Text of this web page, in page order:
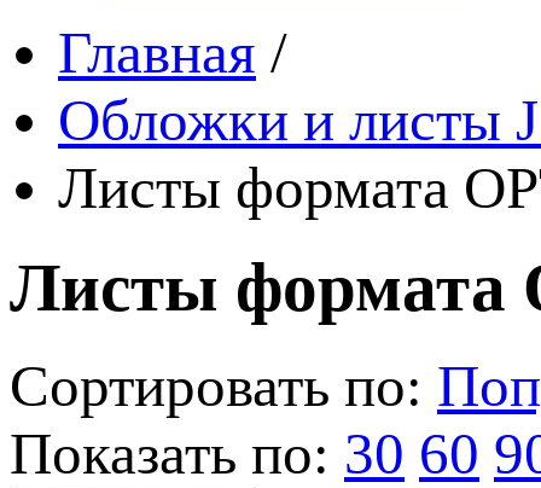
Главная /
Обложки и листы
Листы формата
Листы формата
Сортировать по:
Показать по: 30 60